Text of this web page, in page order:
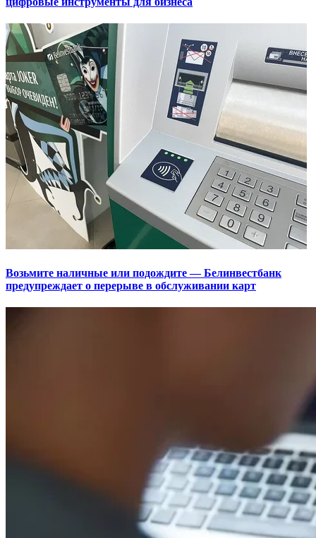
Возьмите наличные или подождите — Белинвестбанк
предупреждает о перерыве в обслуживании карт